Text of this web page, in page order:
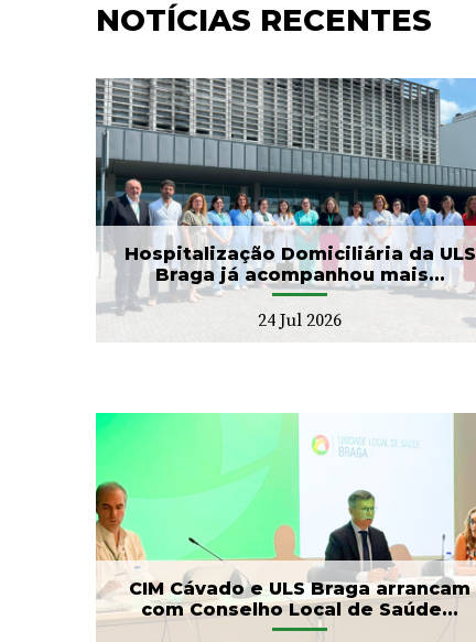
NOTÍCIAS RECENTES
Hospitalização Domiciliária da ULS
Braga já acompanhou mais...
24 Jul 2026
ULS Braga assinalou o Dia
Mundial do Cérebro com
as II Jorna...
22 Jul 2026
CIM Cávado e ULS Braga arrancam
com Conselho Local de Saúde...
Banco de Sangue recebe
gesto solidário da SIGNA
17 Jul 2026